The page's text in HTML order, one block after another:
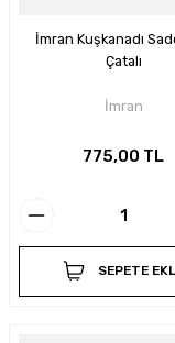
İmran Kuşkanadı
Çatalı
İmran
775,00 TL
SEPETE